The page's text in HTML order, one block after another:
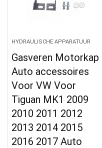
HYDRAULISCHE APPARATUUR
Gasveren Motorkap
Auto accessoires
Voor VW Voor
Tiguan MK1 2009
2010 2011 2012
2013 2014 2015
2016 2017 Auto